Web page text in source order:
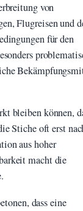
von
Flugreisen und
für den
bleiben können,
Stiche oft erst
aus hoher
macht die
dass eine